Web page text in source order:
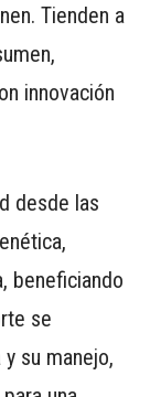
Tienden a
innovación
desde las
beneficiando
se
su manejo,